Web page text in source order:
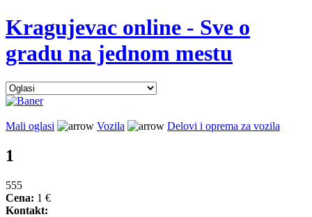
Kragujevac online - Sve o
gradu na jednom mestu
Mali oglasi Vozila Delovi i oprema za vozila
1
555
Cena: 1 €
Kontakt: